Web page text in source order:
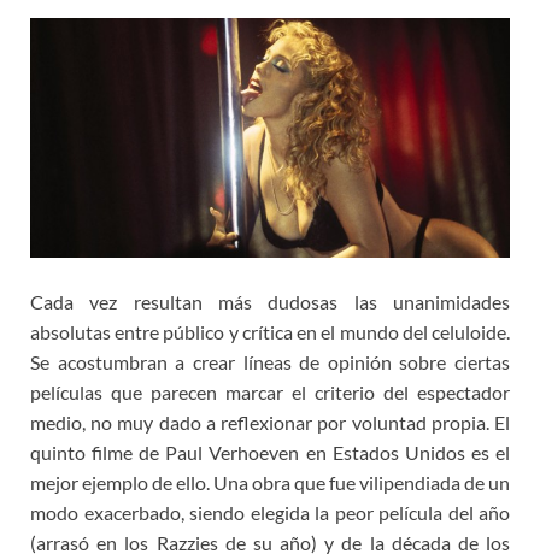
n
e
a
m
n
t
e
r
e
s
t
Cada vez resultan más dudosas las unanimidades
absolutas entre público y crítica en el mundo del celuloide.
Se acostumbran a crear líneas de opinión sobre ciertas
películas que parecen marcar el criterio del espectador
medio, no muy dado a reflexionar por voluntad propia. El
quinto filme de Paul Verhoeven en Estados Unidos es el
mejor ejemplo de ello. Una obra que fue vilipendiada de un
modo exacerbado, siendo elegida la peor película del año
(arrasó en los Razzies de su año) y de la década de los